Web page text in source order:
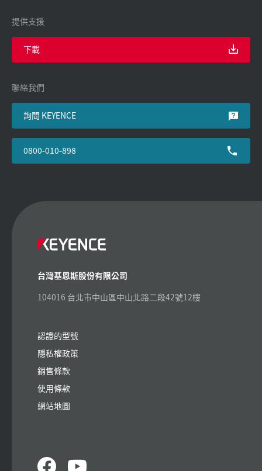
提供支援
下載
聯絡我們
詢問 KEYENCE
0800-010-898
台灣基恩斯股份有限公司
104016 台北市中山區中山北路二段42號12樓
認證的型號
隱私權政策
銷售條款
使用條款
網站地圖